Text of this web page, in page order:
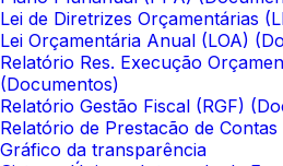
Lei de Diretrizes Orçamentárias
Lei Orçamentária Anual (LOA)
Relatório Res. Execução
(Documentos)
Relatório Gestão Fiscal (RGF)
Relatório de Prestacão de
Gráfico da transparência